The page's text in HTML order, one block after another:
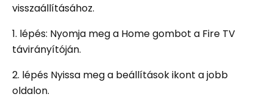
visszaállításához.
1. lépés: Nyomja meg a Home gombot a Fire TV
távirányítóján.
2. lépés Nyissa meg a beállítások ikont a jobb
oldalon.